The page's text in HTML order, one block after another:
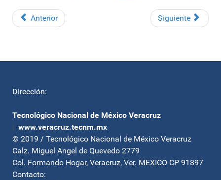
Anterior Siguiente
Dirección:
Tecnológico Nacional de México Veracruz
| www.veracruz.tecnm.mx
© 2019 / Tecnológico Nacional de México Veracruz
Calz. Miguel Angel de Quevedo 2779
Col. Formando Hogar, Veracruz, Ver. MEXICO CP 91897
Contacto: